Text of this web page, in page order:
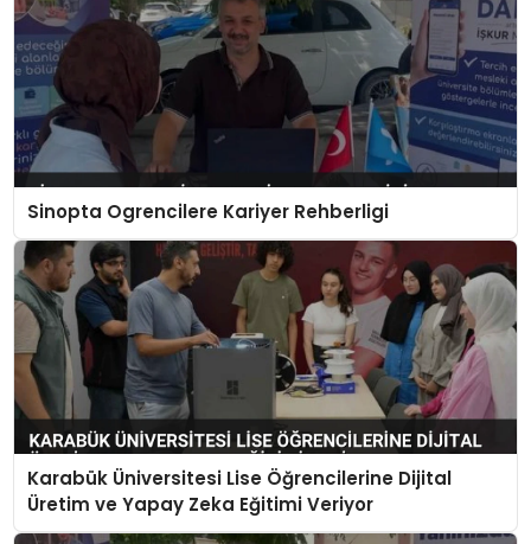
Sinopta Ogrencilere Kariyer Rehberligi
Karabük Üniversitesi Lise Öğrencilerine Dijital
Üretim ve Yapay Zeka Eğitimi Veriyor